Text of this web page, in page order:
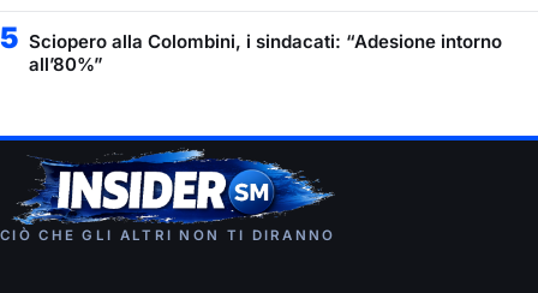
5 Sciopero alla Colombini, i sindacati: “Adesione intorno
all’80%”
CIÒ CHE GLI ALTRI NON TI DIRANNO